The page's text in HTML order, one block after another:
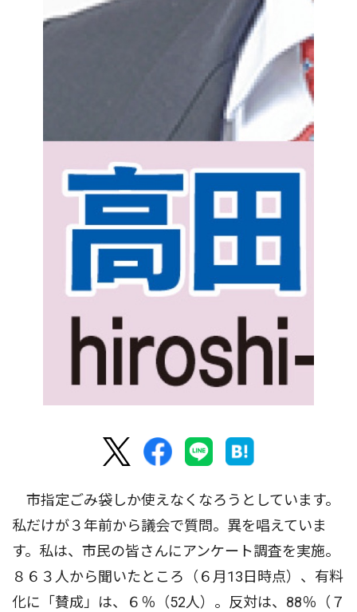
市指定ごみ袋しか使えなくなろうとしています。
私だけが３年前から議会で質問。異を唱えていま
す。私は、市民の皆さんにアンケート調査を実施。
８６３人から聞いたところ（６月13日時点）、有料
化に「賛成」は、６％（52人）。反対は、88％（７